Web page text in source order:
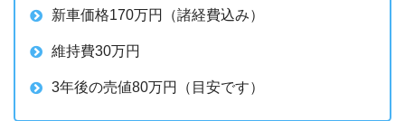
新車価格170万円（諸経費込み）
維持費30万円
3年後の売値80万円（目安です）